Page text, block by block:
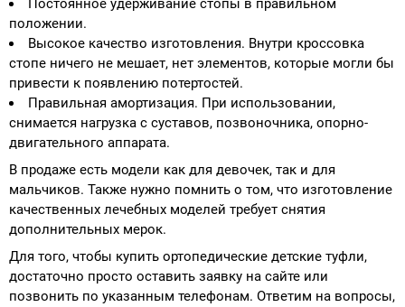
Постоянное удерживание стопы в правильном
положении.
Высокое качество изготовления. Внутри кроссовка
стопе ничего не мешает, нет элементов, которые могли бы
привести к появлению потертостей.
Правильная амортизация. При использовании,
снимается нагрузка с суставов, позвоночника, опорно-
двигательного аппарата.
В продаже есть модели как для девочек, так и для
мальчиков. Также нужно помнить о том, что изготовление
качественных лечебных моделей требует снятия
дополнительных мерок.
Для того, чтобы купить ортопедические детские туфли,
достаточно просто оставить заявку на сайте или
позвонить по указанным телефонам. Ответим на вопросы,